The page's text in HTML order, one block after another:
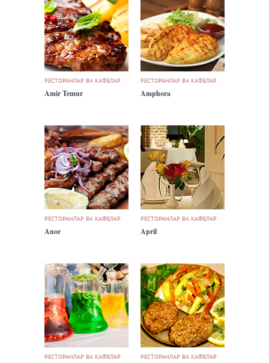
РЕСТОРАНЛАР ВА КАФЕЛАР
Amir Temur
РЕСТОРАНЛАР ВА КАФЕЛАР
Amphora
РЕСТОРАНЛАР ВА КАФЕЛАР
Anor
РЕСТОРАНЛАР ВА КАФЕЛАР
April
РЕСТОРАНЛАР ВА КАФЕЛАР РЕСТОРАНЛАР ВА КАФЕЛАР